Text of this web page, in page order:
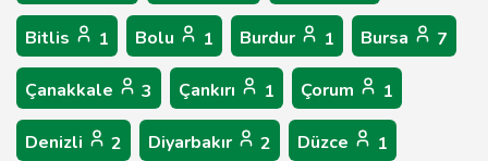
Bitlis 1 Bolu 1 Burdur 1 Bursa 7
Çanakkale 3 Çankırı 1 Çorum 1
Denizli 2 Diyarbakır 2 Düzce 1